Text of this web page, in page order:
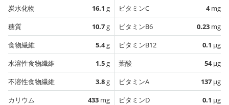
炭水化物
16.1 g
糖質
10.7g
食物繊維
5.4g
水溶性食物繊維
1.5g
不溶性食物繊維
3.8g
カリウム
433 mg
ビタミンC
4mg
ビタミンB6
0.23 mg
ビタミンB12
0.1 µg
葉酸
54µg
ビタミンA
137 µg
ビタミンD
0.1 µg